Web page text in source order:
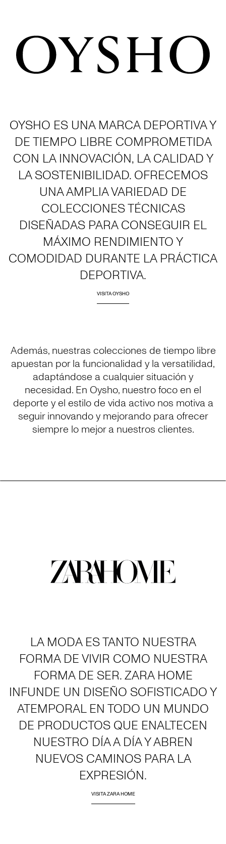
OYSHO ES UNA MARCA DEPORTIVA Y
DE TIEMPO LIBRE COMPROMETIDA
CON LA INNOVACIÓN, LA CALIDAD Y
LA SOSTENIBILIDAD. OFRECEMOS
UNA AMPLIA VARIEDAD DE
COLECCIONES TÉCNICAS
DISEÑADAS PARA CONSEGUIR EL
MÁXIMO RENDIMIENTO Y
COMODIDAD DURANTE LA PRÁCTICA
DEPORTIVA.
VISITA OYSHO
Además, nuestras colecciones de tiempo libre
apuestan por la funcionalidad y la versatilidad,
adaptándose a cualquier situación y
necesidad. En Oysho, nuestro foco en el
deporte y el estilo de vida activo nos motiva a
seguir innovando y mejorando para ofrecer
siempre lo mejor a nuestros clientes.
LA MODA ES TANTO NUESTRA
FORMA DE VIVIR COMO NUESTRA
FORMA DE SER. ZARA HOME
INFUNDE UN DISEÑO SOFISTICADO Y
ATEMPORAL EN TODO UN MUNDO
DE PRODUCTOS QUE ENALTECEN
NUESTRO DÍA A DÍA Y ABREN
NUEVOS CAMINOS PARA LA
EXPRESIÓN.
VISITA ZARA HOME